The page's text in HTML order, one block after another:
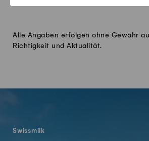
Alle Angaben erfolgen ohne Gewähr
Richtigkeit und Aktualität.
Swissmilk